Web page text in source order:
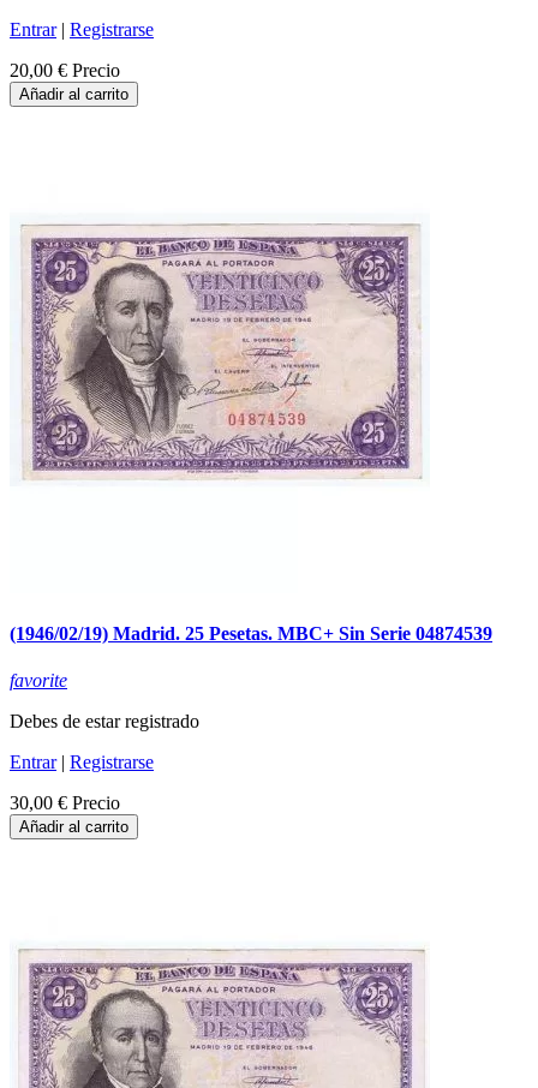
Entrar| Registrarse
20,00 € Precio
Añadir al carrito
(1946/02/19) Madrid. 25 Pesetas. MBC+ Sin Serie 04874539
favorite
Debes de estar registrado
Entrar| Registrarse
30,00 € Precio
Añadir al carrito